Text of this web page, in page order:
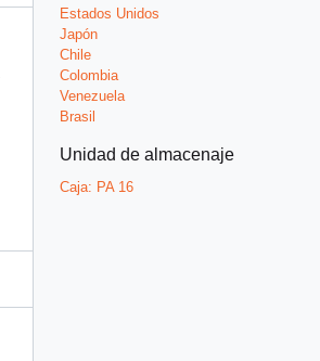
Estados Unidos
Japón
Chile
Colombia
Venezuela
Brasil
Unidad de almacenaje
Caja: PA 16